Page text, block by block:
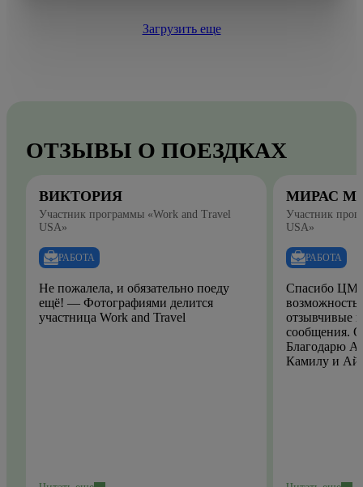
Загрузить еще
ОТЗЫВЫ О ПОЕЗДКАХ
ВИКТОРИЯ
Участник программы «Work and Travel
USA»
РАБОТА
Не пожалела, и обязательно поеду
ещё! — Фотографиями делится
участница Work and Travel
МИРАС
Участник
USA»
РАБОТА
Спасибо ЦМО
отзывчивые
сообщения.
Благодарю
Камилу и